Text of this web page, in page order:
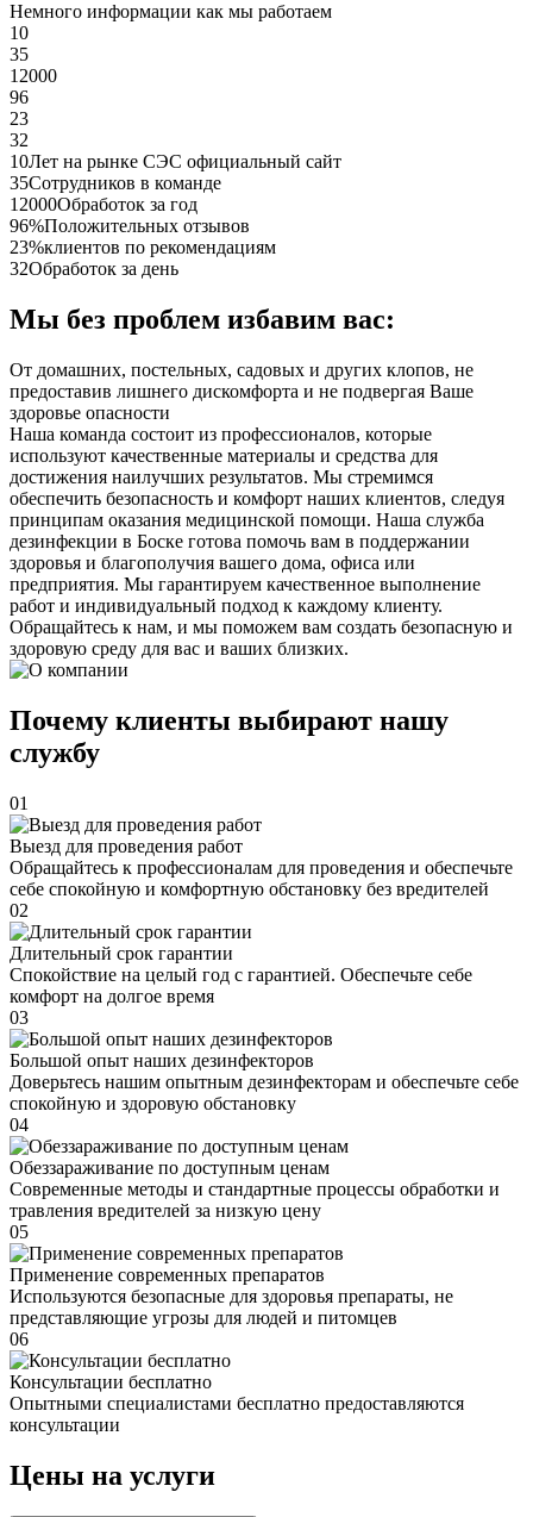
Немного информации как мы работаем
10
35
12000
96
23
32
10Лет на рынке СЭС официальный сайт
35Сотрудников в команде
12000Обработок за год
96%Положительных отзывов
23%клиентов по рекомендациям
32Обработок за день
Мы без проблем избавим вас:
От домашних, постельных, садовых и других клопов, не
предоставив лишнего дискомфорта и не подвергая Ваше
здоровье опасности
Наша команда состоит из профессионалов, которые
используют качественные материалы и средства для
достижения наилучших результатов. Мы стремимся
обеспечить безопасность и комфорт наших клиентов, следуя
принципам оказания медицинской помощи. Наша служба
дезинфекции в Боске готова помочь вам в поддержании
здоровья и благополучия вашего дома, офиса или
предприятия. Мы гарантируем качественное выполнение
работ и индивидуальный подход к каждому клиенту.
Обращайтесь к нам, и мы поможем вам создать безопасную и
здоровую среду для вас и ваших близких.
Почему клиенты выбирают нашу
службу
01
Выезд для проведения работ
Обращайтесь к профессионалам для проведения и обеспечьте
себе спокойную и комфортную обстановку без вредителей
02
Длительный срок гарантии
Спокойствие на целый год с гарантией. Обеспечьте себе
комфорт на долгое время
03
Большой опыт наших дезинфекторов
Доверьтесь нашим опытным дезинфекторам и обеспечьте себе
спокойную и здоровую обстановку
04
Обеззараживание по доступным ценам
Современные методы и стандартные процессы обработки и
травления вредителей за низкую цену
05
Применение современных препаратов
Используются безопасные для здоровья препараты, не
представляющие угрозы для людей и питомцев
06
Консультации бесплатно
Опытными специалистами бесплатно предоставляются
консультации
Цены на услуги